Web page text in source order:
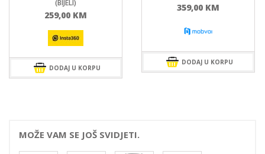
(BIJELI)
259,00 KM
DODAJ U KORPU
359,00 KM
DODAJ U KORPU
MOŽE VAM SE JOŠ SVIDJETI.